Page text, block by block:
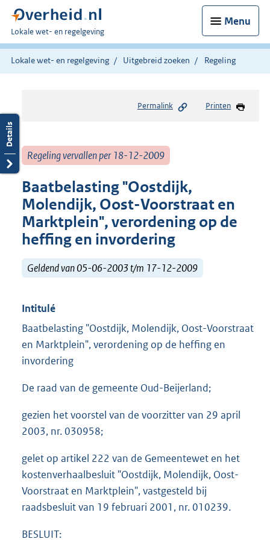
Menu
U
bent
hier:
Lokale wet- en regelgeving
Lokale wet- en regelgeving Uitgebreid zoeken Regeling
Permalink Printen
Regeling vervallen per 18-12-2009
Baatbelasting "Oostdijk,
Molendijk, Oost-Voorstraat en
Marktplein", verordening op de
heffing en invordering
Geldend van 05-06-2003 t/m 17-12-2009
Intitulé
Baatbelasting "Oostdijk, Molendijk, Oost-Voorstraat
en Marktplein", verordening op de heffing en
invordering
De raad van de gemeente Oud-Beijerland;
gezien het voorstel van de voorzitter van 29 april
2003, nr. 030958;
gelet op artikel 222 van de Gemeentewet en het
kostenverhaalbesluit "Oostdijk, Molendijk, Oost-
Voorstraat en Marktplein", vastgesteld bij
raadsbesluit van 19 februari 2001, nr. 010239.
BESLUIT: